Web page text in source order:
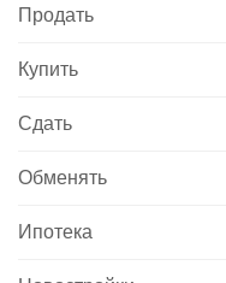
Продать
Купить
Сдать
Обменять
Ипотека